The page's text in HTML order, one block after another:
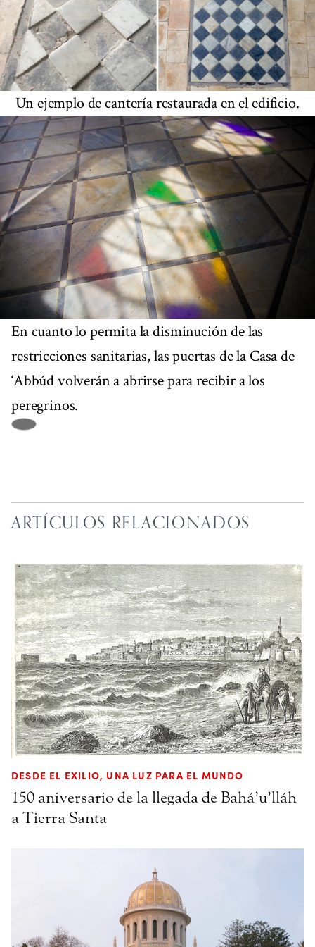
Un ejemplo de cantería restaurada en el edificio.
En cuanto lo permita la disminución de las
restricciones sanitarias, las puertas de la Casa de
‘Abbúd volverán a abrirse para recibir a los
peregrinos.
ARTÍCULOS RELACIONADOS
DESDE EL EXILIO, UNA LUZ PARA EL MUNDO
150 aniversario de la llegada de Bahá’u’lláh
a Tierra Santa